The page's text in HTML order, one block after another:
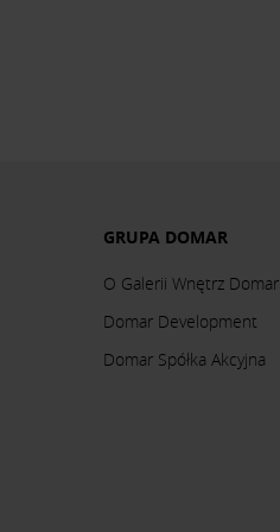
GRUPA DOMAR
O Galerii Wnętrz Domar
Domar Development
Domar Spółka Akcyjna